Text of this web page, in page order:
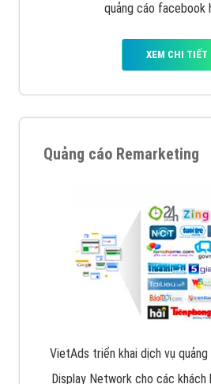
quảng cáo facebook
XEM CHI TIẾT
Quảng cáo Remarketing
VietAds triển khai dịch vụ quảng
Display Network cho các khách